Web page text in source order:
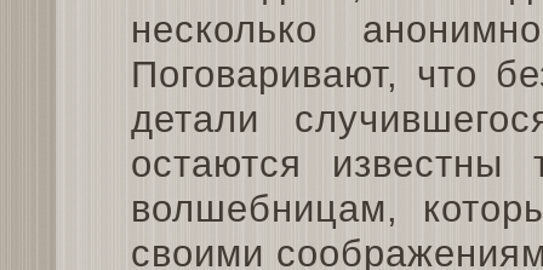
несколько
Поговаривают, что
детали
остаются известны
волшебницам,
своими